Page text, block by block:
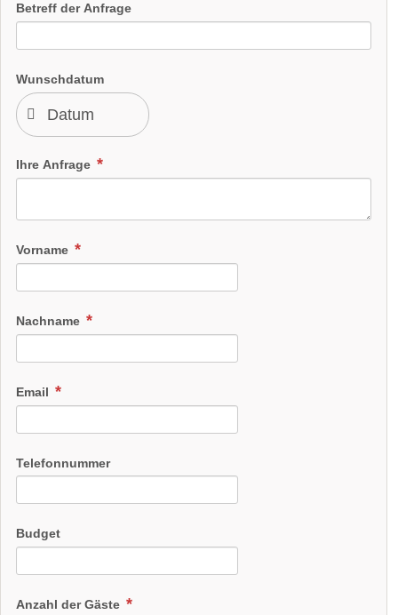
Betreff der Anfrage
Wunschdatum
Ihre Anfrage
Vorname
Nachname
Email
Telefonnummer
Budget
Anzahl der Gäste